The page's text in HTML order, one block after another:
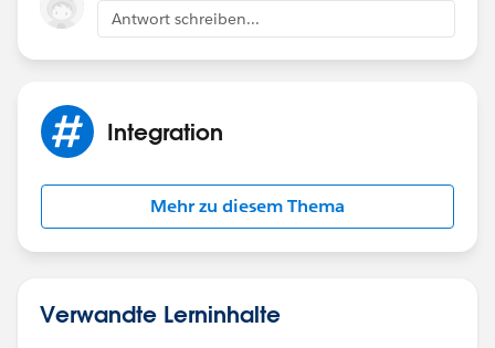
Antwort schreiben...
Integration
Mehr zu diesem Thema
Verwandte Lerninhalte